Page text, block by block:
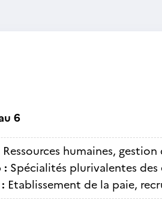
6
Ressources humaines,
: Spécialités plurivalentes
Etablissement de la paie,